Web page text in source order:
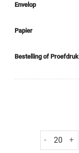
Envelop
Papier
Bestelling of Proefdruk